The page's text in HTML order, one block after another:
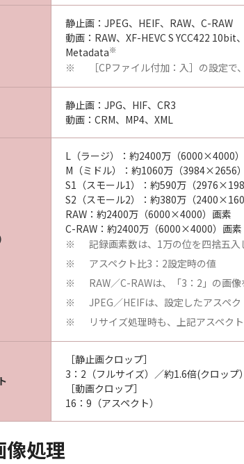
静止画：JPEG、HEIF、RAW、C-RAW
動画：RAW、XF-HEVC S YCC422 10bit
Metadata※
※ ［CPファイル付加：入］の設定
静止画：JPG、HIF、CR3
動画：CRM、MP4、XML
L（ラージ）：約2400万（6000×4000
M（ミドル）：約1060万（3984×2656
S1（スモール1）：約590万（
S2（スモール2）：約380万（
RAW：約2400万（6000×4000）画素
C-RAW：約2400万（6000×4000）画素
※ 記録画素数は、1万の位を四捨五入
※ アスペクト比3：2設定時の値
※ RAW／C-RAWは、「3：2」の画
※ JPEG／HEIFは、設定したアスペ
※ リサイズ処理時も、上記アスペク
［静止画クロップ］
3：2（フルサイズ）／約1.6倍(クロップ
［動画クロップ］
16：9（アスペクト）
像処理